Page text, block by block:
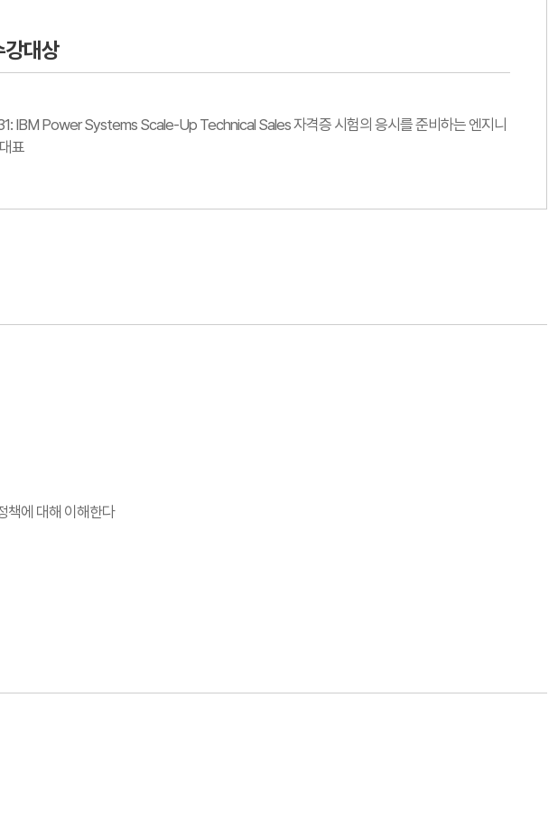
강대상
IBM Power Systems Scale-Up Technical Sales 자격증 시험의 응시를 준비하는 엔지니
표
에 대해 이해한다